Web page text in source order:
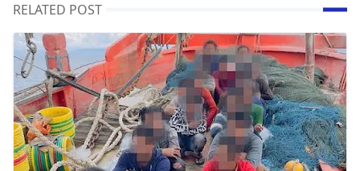
RELATED POST